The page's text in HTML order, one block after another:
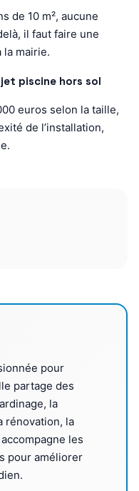
de 10 m², aucune
il faut faire une
la mairie.
piscine hors sol
euros selon la taille,
de l’installation,
pour
partage des
la
rénovation, la
les
pour améliorer